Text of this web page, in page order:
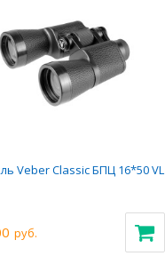
Veber Classic БПЦ 16*50 VL
руб.